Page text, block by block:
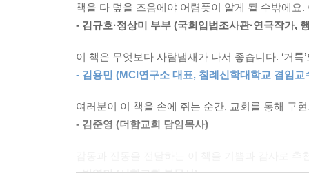
전도사님께서 올려 주시는 글을 보고 펑펑 울었
내려고 합니다. 계속해서 글을 올려 주세요. 응원합
사실, 이 땅 어딘가에서 혼자 신음하고 머리를 쥐
잠을 이루지 못했습니다. 그리고 결심했습니다.
책을 다 덮을 즈음에야 어렴풋이 알게 될 수밖에요
- 김규호·정상미 부부 (국회입법조사관·연극작가,
이 책은 무엇보다 사람냄새가 나서 좋습니다. ‘거
- 김용민 (MCI연구소 대표, 침례신학대학교 겸임교
여러분이 이 책을 손에 쥐는 순간, 교회를 통해 구
- 김준영 (더함교회 담임목사)
- 방영민 (서현교회 부목사)